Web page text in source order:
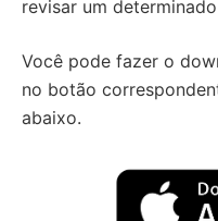
revisar um
Você pode fazer o
no botão
abaixo.